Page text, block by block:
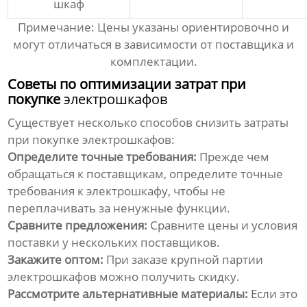
шкаф
Примечание: Цены указаны ориентировочно и
могут отличаться в зависимости от поставщика и
комплектации.
Советы по оптимизации затрат при
покупкеэлектрошкафов
Существует несколько способов снизить затраты
при покупкеэлектрошкафов:
Определите точные требования: Прежде чем
обращаться к поставщикам, определите точные
требования кэлектрошкафу, чтобы не
переплачивать за ненужные функции.
Сравните предложения: Сравните цены и условия
поставки у нескольких поставщиков.
Закажите оптом: При заказе крупной партии
электрошкафов можно получить скидку.
Рассмотрите альтернативные материалы: Если это